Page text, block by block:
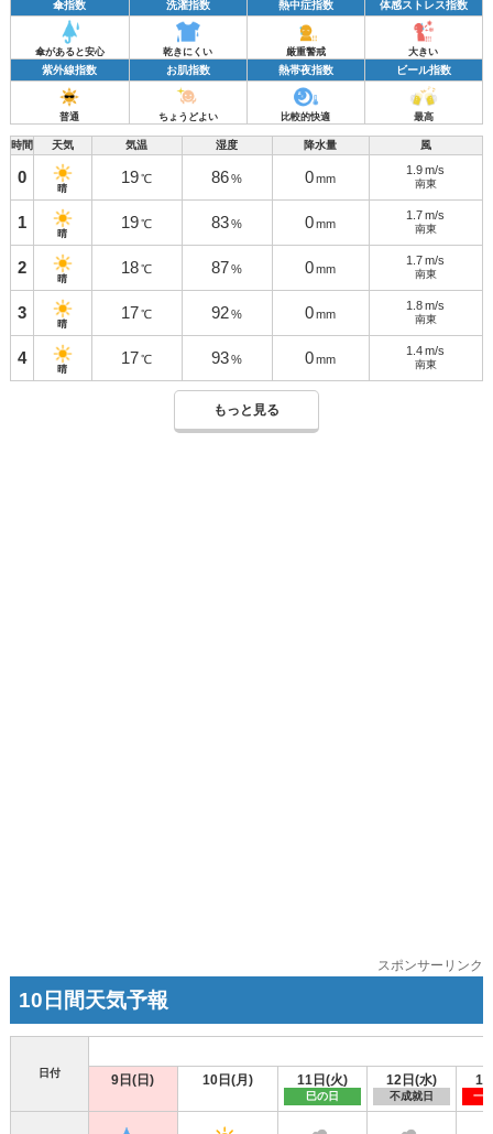
傘指数 洗濯指数 熱中症指数 体感ストレス指数
傘があると安心 乾きにくい 厳重警戒 大きい
紫外線指数 お肌指数 熱帯夜指数 ビール指数
普通 ちょうどよい 比較的快適 最高
時間 天気 気温 湿度 降水量 風
0
晴
19 ℃ 86 % 0 mm
1.9 m/s
南東
1
晴
19 ℃ 83 % 0 mm
1.7 m/s
南東
2
晴
18 ℃ 87 % 0 mm
1.7 m/s
南東
3
晴
17 ℃ 92 % 0 mm
1.8 m/s
南東
4
晴
17 ℃ 93 % 0 mm
1.4 m/s
南東
もっと見る
スポンサーリンク
10日間天気予報
日付 9日(日) 10日(月) 11日(火)
巳の日
12日(水)
不成就日
13
一